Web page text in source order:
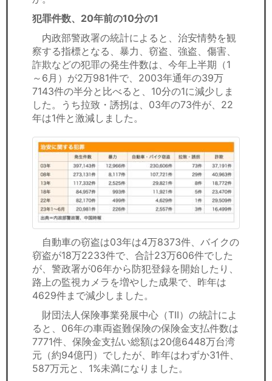
犯罪件数、20年前の10分の1
内政部警政署の統計によると、治安情勢を観
察する指標となる、暴力、窃盗、強盗、傷害、
詐欺などの犯罪の発生件数は、今年上半期（1
～6月）が2万981件で、2003年通年の39万
7143件の半分と比べると、10分の1に減少しま
した。うち拉致・誘拐は、03年の73件が、22
年は1件と激減しました。
自動車の窃盗は03年は4万8373件、バイクの
窃盗が18万2233件で、合計23万606件でした
が、警政署が06年から防犯登録を開始したり、
路上の監視カメラを増やした成果で、昨年は
4629件まで減少しました。
財団法人保険事業発展中心（TII）の統計によ
ると、06年の車両盗難保険の保険金支払件数は
7771件、保険金支払い総額は20億6448万台湾
元（約94億円）でしたが、昨年はわずか31件、
587万元と、1%未満になりました。